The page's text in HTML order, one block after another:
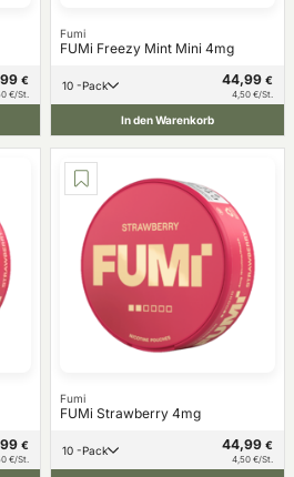
€
€/St.
Fumi
FUMi Freezy Mint Mini 4mg
10 -Pack 44,99 €
4,50 €/St.
In den Warenkorb
€
€/St.
Fumi
FUMi Strawberry 4mg
10 -Pack 44,99 €
4,50 €/St.